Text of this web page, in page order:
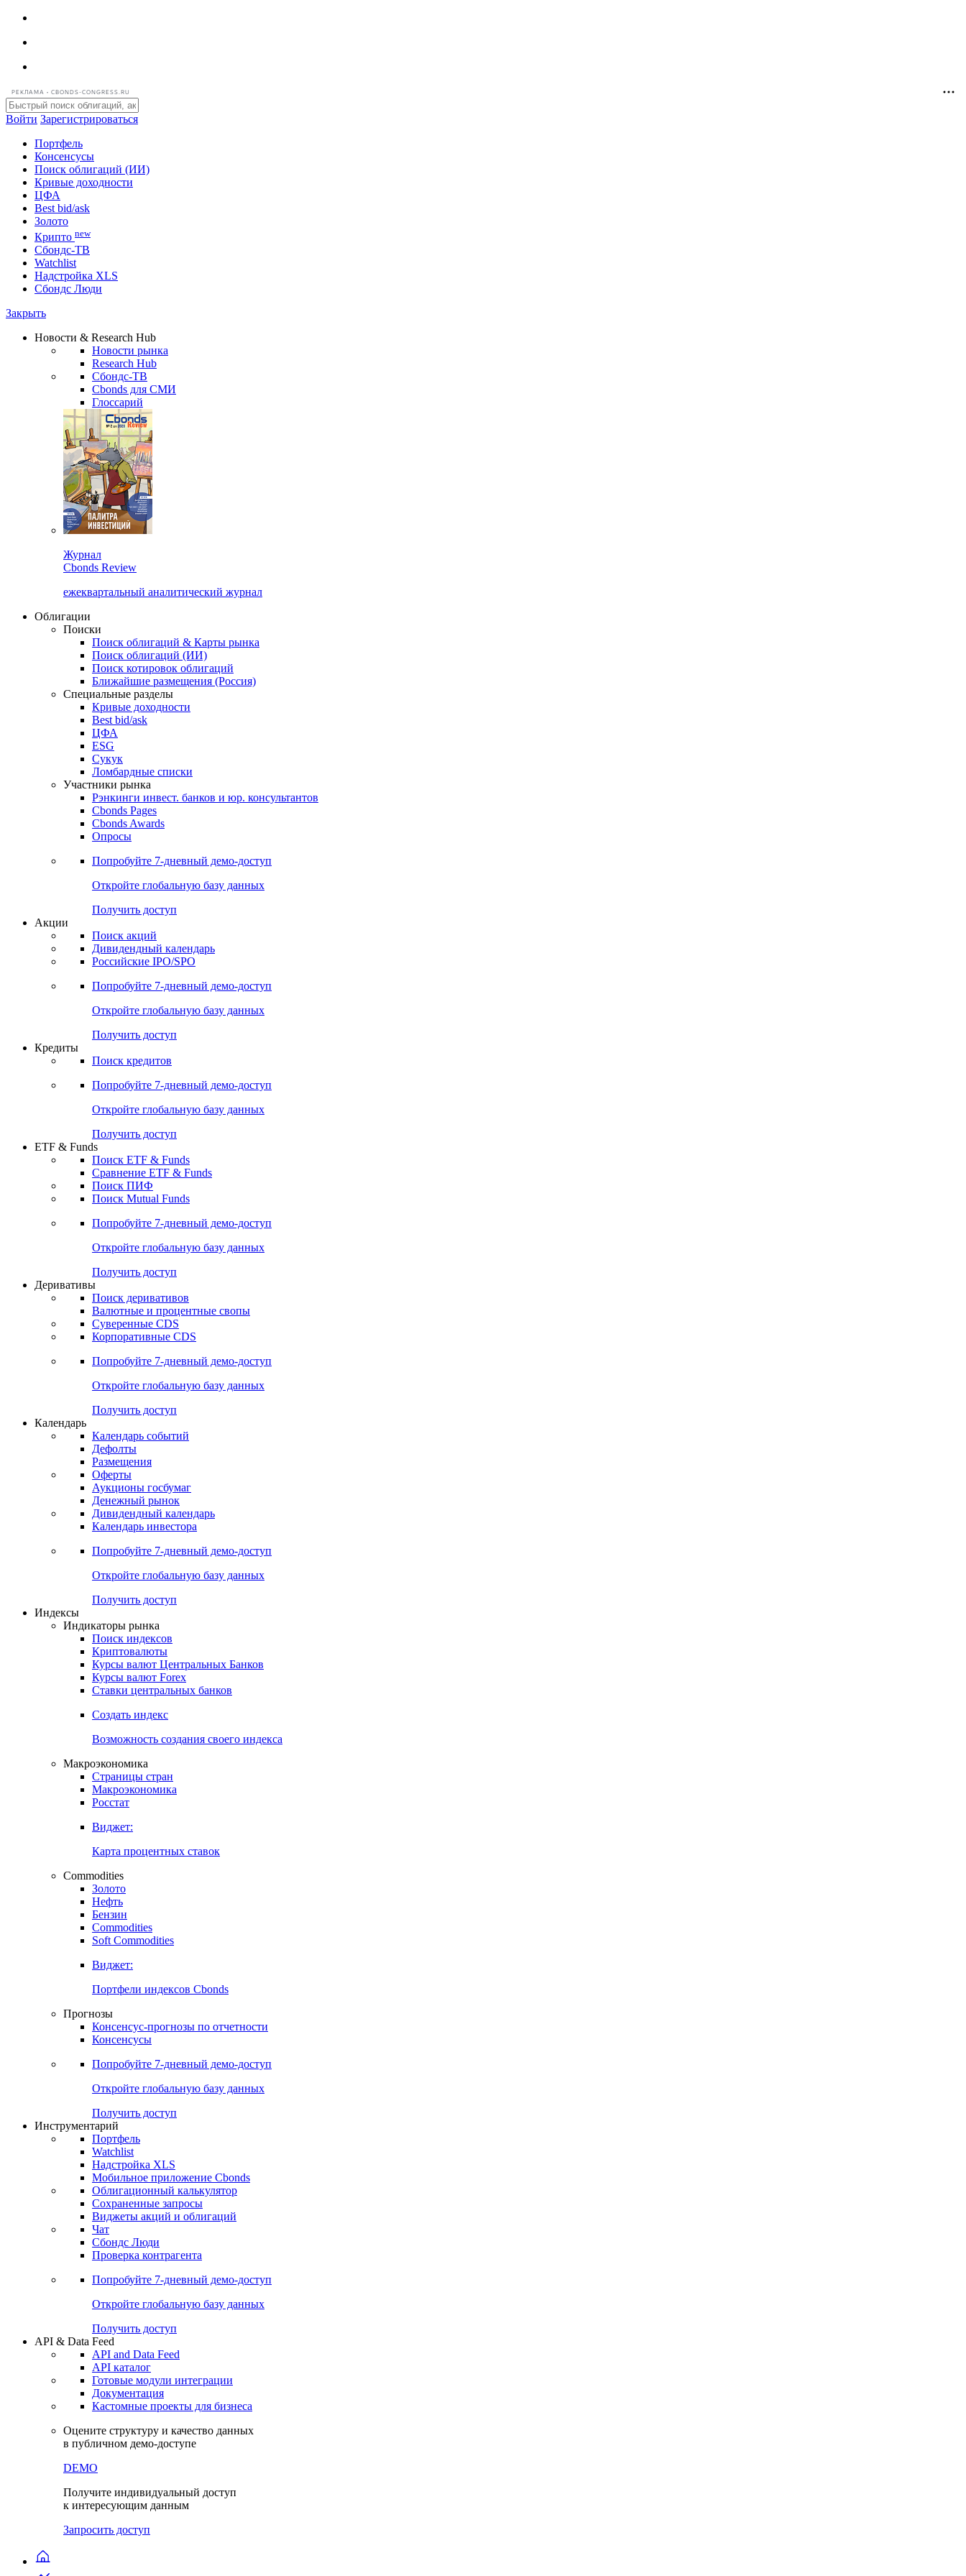
РЕКЛАМА • CBONDS-CONGRESS.RU
Войти Зарегистрироваться
Портфель
Консенсусы
Поиск облигаций (ИИ)
Кривые доходности
ЦФА
Best bid/ask
Золото
Крипто new
Сбондс-ТВ
Watchlist
Надстройка XLS
Сбондс Люди
Закрыть
Новости & Research Hub
Новости рынка
Research Hub
Сбондс-ТВ
Cbonds для СМИ
Глоссарий
Журнал
Cbonds Review
ежеквартальный аналитический журнал
Облигации
Поиски
Поиск облигаций & Карты рынка
Поиск облигаций (ИИ)
Поиск котировок облигаций
Ближайшие размещения (Россия)
Специальные разделы
Кривые доходности
Best bid/ask
ЦФА
ESG
Сукук
Ломбардные списки
Участники рынка
Рэнкинги инвест. банков и юр. консультантов
Cbonds Pages
Cbonds Awards
Опросы
Попробуйте 7-дневный демо-доступ
Откройте глобальную базу данных
Получить доступ
Акции
Поиск акций
Дивидендный календарь
Российские IPO/SPO
Попробуйте 7-дневный демо-доступ
Откройте глобальную базу данных
Получить доступ
Кредиты
Поиск кредитов
Попробуйте 7-дневный демо-доступ
Откройте глобальную базу данных
Получить доступ
ETF & Funds
Поиск ETF & Funds
Сравнение ETF & Funds
Поиск ПИФ
Поиск Mutual Funds
Попробуйте 7-дневный демо-доступ
Откройте глобальную базу данных
Получить доступ
Деривативы
Поиск деривативов
Валютные и процентные свопы
Суверенные CDS
Корпоративные CDS
Попробуйте 7-дневный демо-доступ
Откройте глобальную базу данных
Получить доступ
Календарь
Календарь событий
Дефолты
Размещения
Оферты
Аукционы госбумаг
Денежный рынок
Дивидендный календарь
Календарь инвестора
Попробуйте 7-дневный демо-доступ
Откройте глобальную базу данных
Получить доступ
Индексы
Индикаторы рынка
Поиск индексов
Криптовалюты
Курсы валют Центральных Банков
Курсы валют Forex
Ставки центральных банков
Создать индекс
Возможность создания своего индекса
Макроэкономика
Страницы стран
Макроэкономика
Росстат
Виджет:
Карта процентных ставок
Commodities
Золото
Нефть
Бензин
Commodities
Soft Commodities
Виджет:
Портфели индексов Cbonds
Прогнозы
Консенсус-прогнозы по отчетности
Консенсусы
Попробуйте 7-дневный демо-доступ
Откройте глобальную базу данных
Получить доступ
Инструментарий
Портфель
Watchlist
Надстройка XLS
Мобильное приложение Cbonds
Облигационный калькулятор
Сохраненные запросы
Виджеты акций и облигаций
Чат
Сбондс Люди
Проверка контрагента
Попробуйте 7-дневный демо-доступ
Откройте глобальную базу данных
Получить доступ
API & Data Feed
API and Data Feed
API каталог
Готовые модули интеграции
Документация
Кастомные проекты для бизнеса
Оцените структуру и качество данных
в публичном демо-доступе
DEMO
Получите индивидуальный доступ
к интересующим данным
Запросить доступ